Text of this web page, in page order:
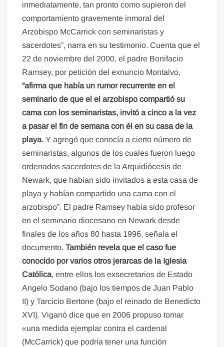
inmediatamente, tan pronto como supieron del
comportamiento gravemente inmoral del
Arzobispo McCarrick con seminaristas y
sacerdotes”, narra en su testimonio. Cuenta que el
22 de noviembre del 2000, el padre Bonifacio
Ramsey, por petición del exnuncio Montalvo,
“afirma que había un rumor recurrente en el
seminario de que el el arzobispo compartió su
cama con los seminaristas, invitó a cinco a la vez
a pasar el fin de semana con él en su casa de la
playa. Y agregó que conocía a cierto número de
seminaristas, algunos de los cuales fueron luego
ordenados sacerdotes de la Arquidiócesis de
Newark, que habían sido invitados a esta casa de
playa y habían compartido una cama con el
arzobispo”. El padre Ramsey había sido profesor
en el seminario diocesano en Newark desde
finales de los años 80 hasta 1996, señala el
documento.También revela que el caso fue
conocido por varios otros jerarcas de la Iglesia
Católica, entre ellos los exsecretarios de Estado
Angelo Sodano (bajo los tiempos de Juan Pablo
II) y Tarcicio Bertone (bajo el reinado de Benedicto
XVI). Viganò dice que en 2006 propuso tomar
«una medida ejemplar contra el cardenal
(McCarrick) que podría tener una función